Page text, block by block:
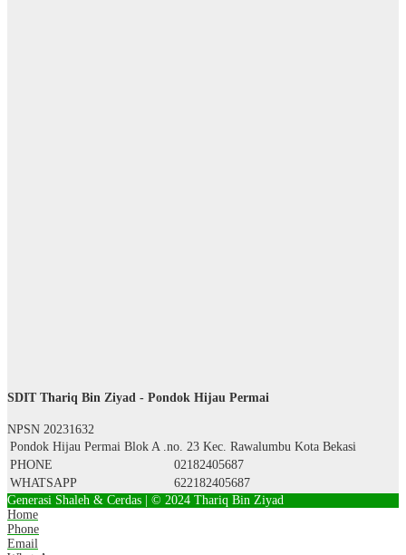
SDIT Thariq Bin Ziyad - Pondok Hijau Permai
NPSN 20231632
Pondok Hijau Permai Blok A .no. 23 Kec. Rawalumbu Kota Bekasi
PHONE
02182405687
WHATSAPP
622182405687
Generasi Shaleh & Cerdas | © 2024 Thariq Bin Ziyad
Home
Phone
Email